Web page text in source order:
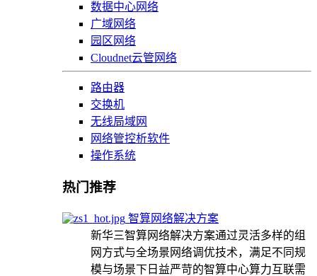
数据中心网络
广域网络
园区网络
Cloudnet云管网络
路由器
交换机
无线局域网
网络管控析软件
操作系统
热门推荐
智算网络解决方案
新华三智算网络解决方案通过灵活多样的组
网方式与全场景网络调优技术，满足不同规
模与场景下日益严苛的智算中心算力互联需